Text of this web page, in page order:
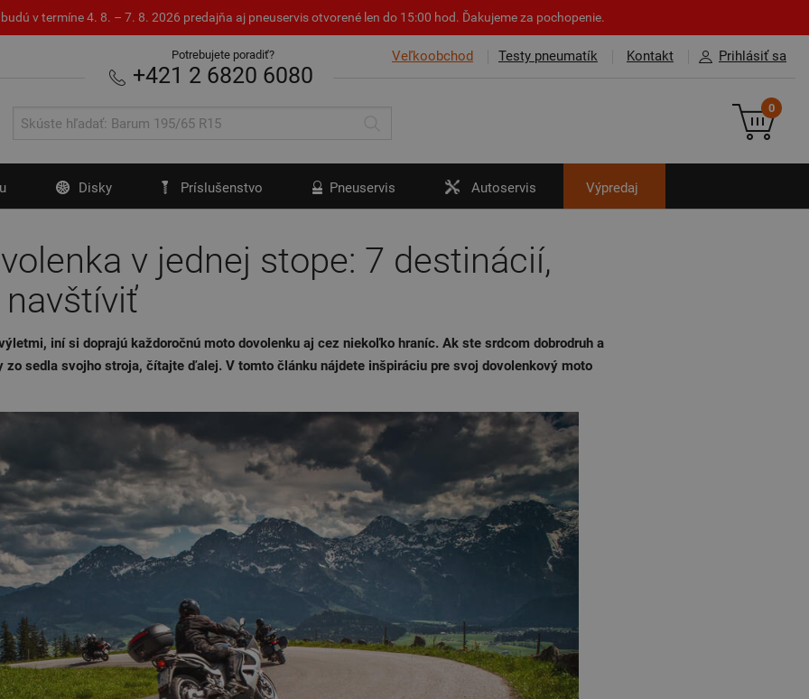
v termíne 4. 8. – 7. 8. 2026 predajňa aj pneuservis otvorené len do 15:00 hod. Ďakujeme za pochopenie.
Veľkoobchod Testy pneumatík Kontakt Prihlásiť sa
Potrebujete poradiť?
+421 2 6820 6080
0
Disky Príslušenstvo Pneuservis Autoservis Výpredaj
v jednej stope: 7 destinácií,
iní si doprajú každoročnú moto dovolenku aj cez niekoľko hraníc. Ak ste srdcom dobrodruh a
zo sedla svojho stroja, čítajte ďalej. V tomto článku nájdete inšpiráciu pre svoj dovolenkový moto